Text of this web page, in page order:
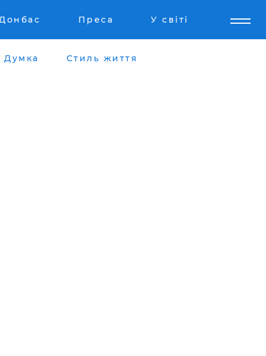
Преса У світі
Думка Стиль життя